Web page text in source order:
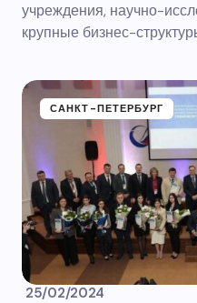
учреждения, научно-
крупные бизнес-
САНКТ-ПЕТЕРБУРГ
25/02/2024